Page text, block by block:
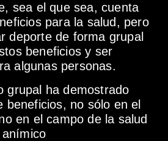
sea el que sea, cuenta
para la salud, pero
deporte de forma grupal
beneficios y ser
algunas personas.
grupal ha demostrado
beneficios, no sólo en el
en el campo de la salud